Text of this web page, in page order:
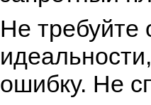
Не требуйте
ошибку. Не